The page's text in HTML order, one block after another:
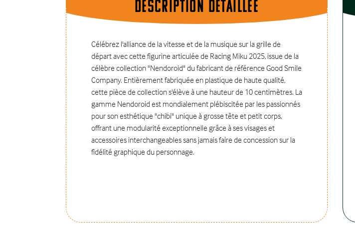
Description dÉtaillÉe
Célébrez l'alliance de la vitesse et de la musique sur la grille de
départ avec cette figurine articulée de Racing Miku 2025, issue de la
célèbre collection "Nendoroid" du fabricant de référence Good Smile
Company. Entièrement fabriquée en plastique de haute qualité,
cette pièce de collection s'élève à une hauteur de 10 centimètres. La
gamme Nendoroid est mondialement plébiscitée par les passionnés
pour son esthétique "chibi" unique à grosse tête et petit corps,
offrant une modularité exceptionnelle grâce à ses visages et
accessoires interchangeables sans jamais faire de concession sur la
fidélité graphique du personnage.